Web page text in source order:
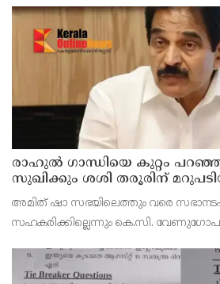
രാഹുല്‍ ഗാന്ധിയെ കുറ്റം
സുഖിക്കും ശശി തരൂരിന്
വേണുഗോപാല്‍
അമിത് ഷാ സഭയിലെത്തും വരെ
സഹകരിക്കില്ലെന്നും കെ.സി.